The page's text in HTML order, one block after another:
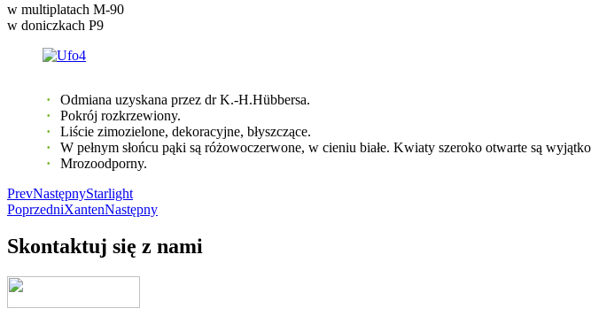
w multiplatach M-90
w doniczkach P9
Odmiana uzyskana przez dr K.-H.Hübbersa.
Pokrój rozkrzewiony.
Liście zimozielone, dekoracyjne, błyszczące.
W pełnym słońcu pąki są różowoczerwone, w cieniu białe. Kwiaty szeroko otwarte są
Mrozoodporny.
PrevNastępnyStarlight
PoprzedniXantenNastępny
Skontaktuj się z nami